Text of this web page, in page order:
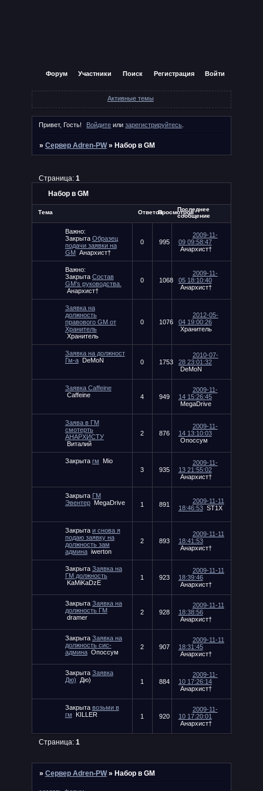
Форум Участники Поиск Регистрация Войти
Активные темы
Привет, Гость! Войдите илизарегистрируйтесь.
» Сервер Adren-PW » Набор в GM
Набор в GM
Страница: 1
Тема ОтветовПросмотровПоследнее
сообщение
Важно:
Закрыта Образец
подачи заявки на
GM Анархист†
0 995
2009-11-
09 09:58:47
Анархист†
Важно:
Закрыта Состав
GM's руководства.
Анархист†
0 1068
2009-11-
05 18:10:40
Анархист†
Заявка на
должность
правового GM от
Хранитель
Хранитель
0 1076
2012-05-
04 19:00:26
Хранитель
Заявка на должност
Гм-а
DeMoN 0 1753
2010-07-
28 23:01:32
DeMoN
Заявка Caffeine
Caffeine
4 949
2009-11-
14 15:26:45
MegaDrive
Заява в ГМ
смотерть
АНАРХИСТУ
Виталий
2 876
2009-11-
14 13:10:03
Опоссум
Закрыта гм
Mio
3
935
2009-11-
13 21:55:02
Анархист†
Закрыта ГМ
Эвентер
MegaDrive 1 891
2009-11-11
18:46:53 ST1X
Закрыта и снова я
подаю заявку на
должность зам
админа iwerton
2 893
2009-11-11
18:41:53
Анархист†
Закрыта Заявка на
ГМ должность
KaMiKaDzE
1 923
2009-11-11
18:39:46
Анархист†
Закрыта Заявка на
должность ГМ
dramer
2 928
2009-11-11
18:38:56
Анархист†
Закрыта Заявка на
должность сис-
админа Опоссум
2 907
2009-11-11
18:31:45
Анархист†
Закрыта Заявка
Дю)
Дю) 1 884
2009-11-
10 17:26:14
Анархист†
Закрыта возьми в
гм
KILLER 1 920
2009-11-
10 17:20:01
Анархист†
Страница: 1
» Сервер Adren-PW » Набор в GM